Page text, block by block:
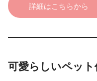
詳細はこちらから
可愛らしいペッ